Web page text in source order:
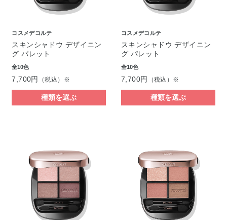
コスメデコルテ
スキンシャドウ デザイニン
グ パレット
全10色
7,700円 （税込）※
種類を選ぶ
コスメデコルテ
スキンシャドウ デザイニン
グ パレット
全10色
7,700円 （税込）※
種類を選ぶ